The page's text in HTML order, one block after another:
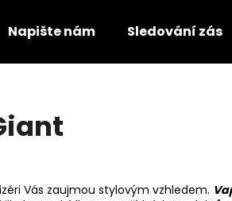
Napište nám Sledování
Vás zaujmou stylovým vzhledem.